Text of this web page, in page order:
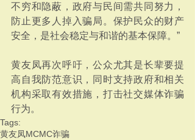
不穷和隐蔽，政府与民间需共同努力，
防止更多人掉入骗局。保护民众的财产
安全，是社会稳定与和谐的基本保障。”
黄友凤再次呼吁，公众尤其是长辈要提
高自我防范意识，同时支持政府和相关
机构采取有效措施，打击社交媒体诈骗
行为。
Tags:
黄友凤MCMC诈骗